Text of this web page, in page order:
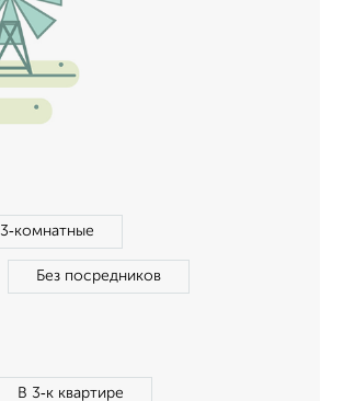
3‑комнатные
Без посредников
В 3‑к квартире